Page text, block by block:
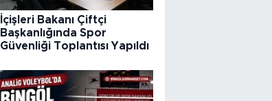
İçişleri Bakanı Çiftçi
Başkanlığında Spor
Güvenliği Toplantısı Yapıldı